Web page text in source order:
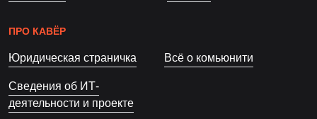
ПРО КАВЁР
Юридическая страничка Всё о комьюнити
Сведения об ИТ-
деятельности и проекте